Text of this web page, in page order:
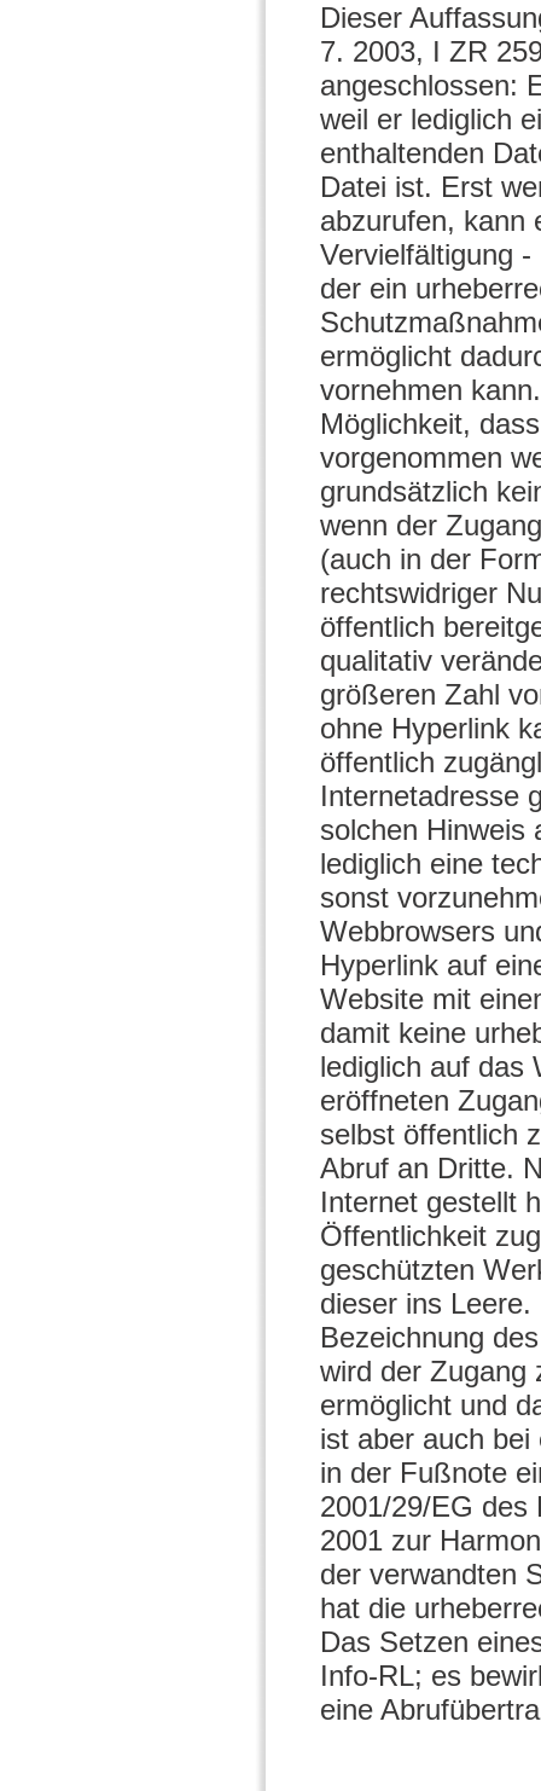
Dieser
7. 2003, I ZR
angeschlossen:
weil er lediglich
enthaltenden
Datei ist. Erst
abzurufen, kann
Vervielfältigung
der ein
ermöglicht
vornehmen
Möglichkeit,
vorgenommen
grundsätzlich
wenn der
(auch in der
rechtswidriger
öffentlich
qualitativ
größeren Zahl
ohne Hyperlink
öffentlich
Internetadresse
solchen Hinweis
lediglich eine
sonst
Webbrowsers
Hyperlink auf
Website mit
damit keine
lediglich auf das
eröffneten
selbst öffentlich
Abruf an Dritte.
Internet gestellt
Öffentlichkeit
geschützten
dieser ins
Bezeichnung
wird der Zugang
ermöglicht und
ist aber auch
in der Fußnote
2001/29/EG des
2001 zur
der verwandten
hat die
Das Setzen
Info-RL; es
eine